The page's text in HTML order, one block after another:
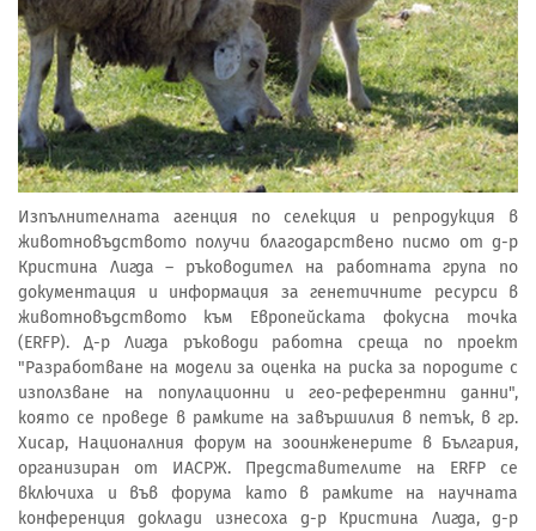
Изпълнителната агенция по селекция и репродукция в
животновъдството получи благодарствено писмо от д-р
Кристина Лигда – ръководител на работната група по
документация и информация за генетичните ресурси в
животновъдството към Европейската фокусна точка
(ERFP). Д-р Лигда ръководи работна среща по проект
"Разработване на модели за оценка на риска за породите с
използване на популационни и гео-референтни данни",
която се проведе в рамките на завършилия в петък, в гр.
Хисар, Националния форум на зооинженерите в България,
организиран от ИАСРЖ. Представителите на ERFP се
включиха и във форума като в рамките на научната
конференция доклади изнесоха д-р Кристина Лигда, д-р